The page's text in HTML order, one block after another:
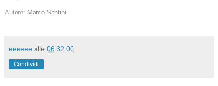
Autore: Marco Santini
eeeeee alle 06:32:00
Condividi